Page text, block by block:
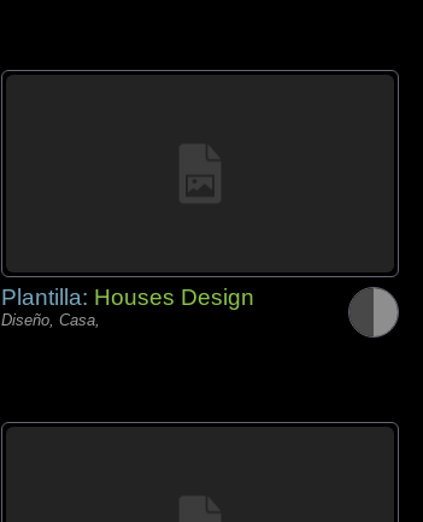
Plantilla: Houses Design
Diseño, Casa,